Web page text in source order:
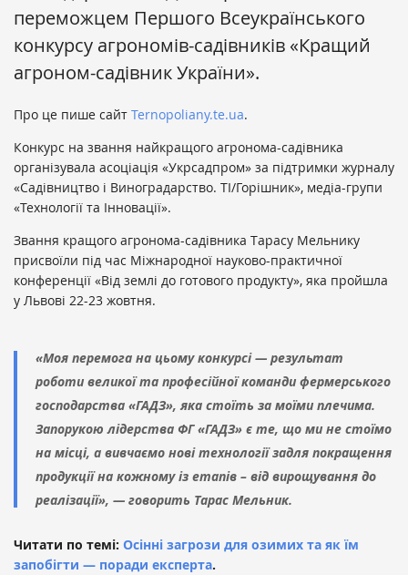
переможцем Першого Всеукраїнського
конкурсу агрономів-садівників «Кращий
агроном-садівник України».
Про це пише сайт Ternopoliany.te.ua.
Конкурс на звання найкращого агронома-садівника
організувала асоціація «Укрсадпром» за підтримки журналу
«Садівництво і Виноградарство. ТІ/Горішник», медіа-групи
«Технології та Інновації».
Звання кращого агронома-садівника Тарасу Мельнику
присвоїли під час Міжнародної науково-практичної
конференції «Від землі до готового продукту», яка пройшла
у Львові 22-23 жовтня.
«Моя перемога на цьому конкурсі — результат
роботи великої та професійної команди фермерського
господарства «ГАДЗ», яка стоїть за моїми плечима.
Запорукою лідерства ФГ «ГАДЗ» є те, що ми не стоїмо
на місці, а вивчаємо нові технології задля покращення
продукції на кожному із етапів – від вирощування до
реалізації», — говорить Тарас Мельник.
Читати по темі: Осінні загрози для озимих та як їм
запобігти — поради експерта.